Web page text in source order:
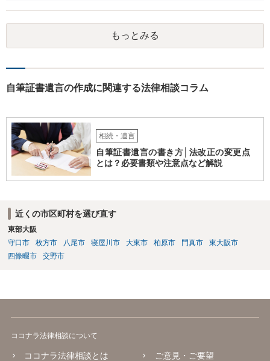
ます。 入籍した場合でも、原則契約者が単独で全ての債務を負うこと
には変わりがありません。 なかなか対応に難しい案件であり、公開の
場でアドバイスを行うのも限界があるように思われますので、資料等
を持参のうえ個別に弁護士に相談されることをお勧めします。
もっとみる
自筆証書遺言の作成に関連する法律相談コラム
相続・遺言
自筆証書遺言の書き方│法改正の変更点
とは？必要書類や注意点など解説
近くの市区町村を選び直す
東部大阪
守口市
枚方市 八尾市 寝屋川市 大東市 柏原市 門真市
東大阪市
四條畷市
交野市
ココナラ法律相談について
ココナラ法律相談とは ご意見・ご要望